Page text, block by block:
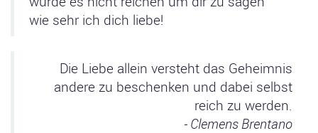
wie sehr ich dich liebe!
Die Liebe allein versteht das Geheimnis
andere zu beschenken und dabei selbst
reich zu werden.
- Clemens Brentano